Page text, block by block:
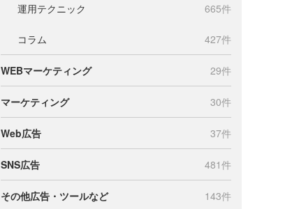
運用テクニック 665件
コラム 427件
WEBマーケティング 29件
マーケティング 30件
Web広告 37件
SNS広告 481件
その他広告・ツールなど 143件